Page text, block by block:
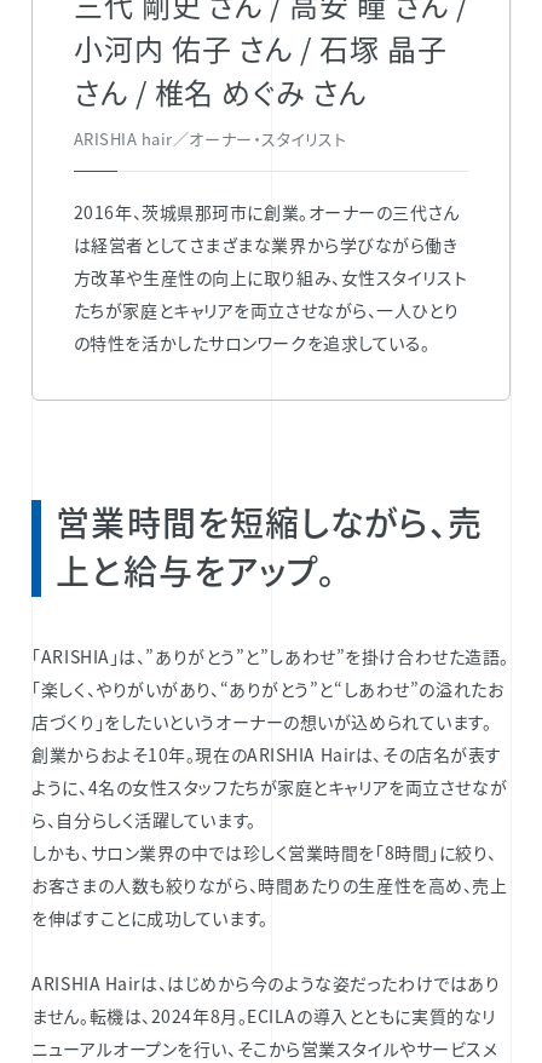
小河内 佑子 さん / 石塚 晶子
さん / 椎名 めぐみ さん
ARISHIA hair／オーナー・スタイリスト
2016年、茨城県那珂市に創業。オーナーの三代さん
は経営者としてさまざまな業界から学びながら働き
方改革や生産性の向上に取り組み、女性スタイリスト
たちが家庭とキャリアを両立させながら、一人ひとり
の特性を活かしたサロンワークを追求している。
営業時間を短縮しながら、売
上と給与をアップ。
「ARISHIA」は、”ありがとう”と”しあわせ”を掛け合わせた造語。
「楽しく、やりがいがあり、“ありがとう”と“しあわせ”の溢れたお
店づくり」をしたいというオーナーの想いが込められています。
創業からおよそ10年。現在のARISHIA Hairは、その店名が表す
ように、4名の女性スタッフたちが家庭とキャリアを両立させなが
ら、自分らしく活躍しています。
しかも、サロン業界の中では珍しく営業時間を「8時間」に絞り、
お客さまの人数も絞りながら、時間あたりの生産性を高め、売上
を伸ばすことに成功しています。
ARISHIA Hairは、はじめから今のような姿だったわけではあり
ません。転機は、2024年8月。ECILAの導入とともに実質的なリ
ニューアルオープンを行い、そこから営業スタイルやサービスメ